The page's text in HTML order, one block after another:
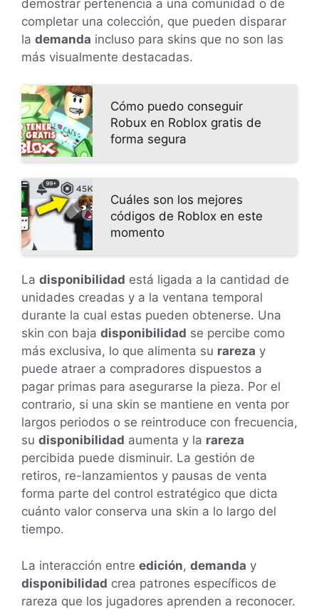
demostrar pertenencia a una comunidad o de
completar una colección, que pueden disparar
la demanda incluso para skins que no son las
más visualmente destacadas.
Cómo puedo conseguir
Robux en Roblox gratis de
forma segura
Cuáles son los mejores
códigos de Roblox en este
momento
La disponibilidad está ligada a la cantidad de
unidades creadas y a la ventana temporal
durante la cual estas pueden obtenerse. Una
skin con baja disponibilidad se percibe como
más exclusiva, lo que alimenta su rareza y
puede atraer a compradores dispuestos a
pagar primas para asegurarse la pieza. Por el
contrario, si una skin se mantiene en venta por
largos periodos o se reintroduce con frecuencia,
su disponibilidad aumenta y la rareza
percibida puede disminuir. La gestión de
retiros, re-lanzamientos y pausas de venta
forma parte del control estratégico que dicta
cuánto valor conserva una skin a lo largo del
tiempo.
La interacción entre edición, demanda y
disponibilidad crea patrones específicos de
rareza que los jugadores aprenden a reconocer.